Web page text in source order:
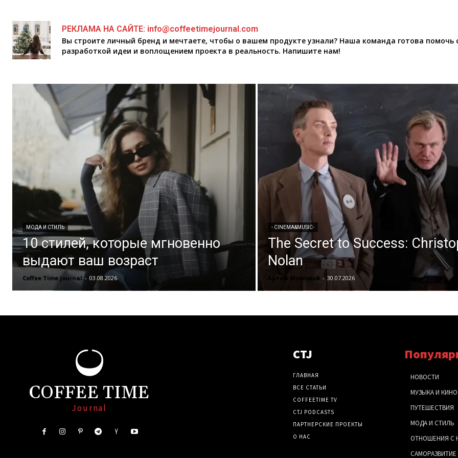
РЕКЛАМА НА САЙТЕ: info@coffeetimejournal.com
Вы строите личный бренд и мечтаете, чтобы о вашем продукте узнали? Наша команда готова помочь
разработкой идеи и воплощением проекта в реальность. Напишите нам!
МОДА И СТИЛЬ
10 стилей, которые мгновенно
выдают ваш возраст
Coffee Time journal - 03.08.2026
- CINEMA&MUSIC-
The Secret to Success:
Nolan
Артем Мозговой - 30.07.2026
COFFEE TIME
Journal
CTJ
ГЛАВНАЯ
ВСЕ СТАТЬИ
COFFEETIME TV
CTJ PODCASTS
ПАРТНЕРСКИЕ ПРОЕКТЫ
О НАС
НОВОСТИ
МУЗЫКА И КИНО
ПУТЕШЕСТВИЯ
МОДА И СТИЛЬ
ОТНОШЕНИЯ С
САМОРАЗВИТИЕ